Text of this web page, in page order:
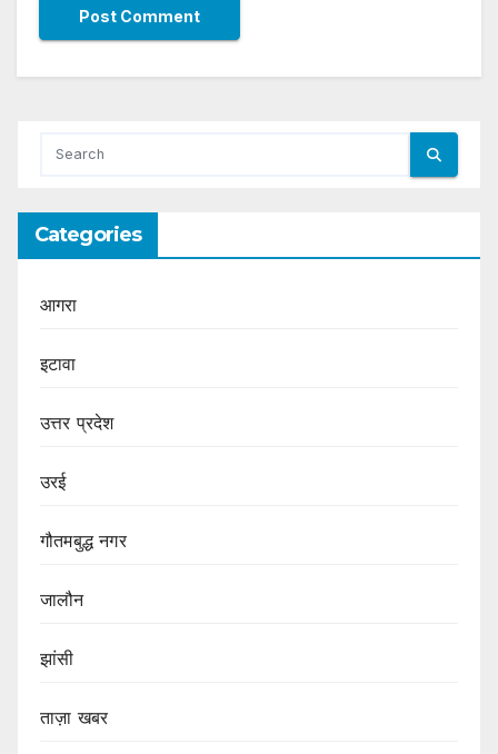
Categories
आगरा
इटावा
उत्तर प्रदेश
उरई
गौतमबुद्ध नगर
जालौन
झांसी
ताज़ा खबर